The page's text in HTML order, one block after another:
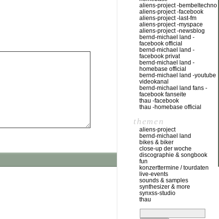
aliens-project -bembeltechno
aliens-project -facebook
aliens-project -last-fm
aliens-project -myspace
aliens-project -newsblog
bernd-michael land -
facebook official
bernd-michael land -
facebook privat
bernd-michael land -
homebase official
bernd-michael land -youtube
videokanal
bernd-michael land fans -
facebook fanseite
thau -facebook
thau -homebase official
themen
aliens-project
bernd-michael land
bikes & biker
close-up der woche
discographie & songbook
fun
konzerttermine / tourdaten
live-events
sounds & samples
synthesizer & more
synxss-studio
thau